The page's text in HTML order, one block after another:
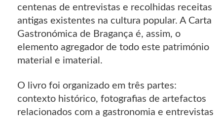
centenas de entrevistas e recolhidas receitas
antigas existentes na cultura popular. A Carta
Gastronómica de Bragança é, assim, o
elemento agregador de todo este património
material e imaterial.
O livro foi organizado em três partes:
contexto histórico, fotografias de artefactos
relacionados com a gastronomia e entrevistas